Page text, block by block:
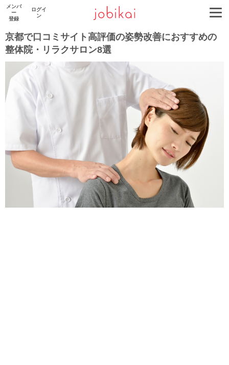
メンバ
ー
登録
ログイ
ン
京都で口コミサイト高評価の姿勢改善におすすめの
整体院・リラクサロン8選